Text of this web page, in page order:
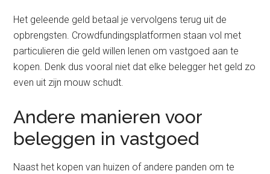
Het geleende geld betaal je vervolgens terug uit de
opbrengsten. Crowdfundingsplatformen staan vol met
particulieren die geld willen lenen om vastgoed aan te
kopen. Denk dus vooral niet dat elke belegger het geld zo
even uit zijn mouw schudt.
Andere manieren voor
beleggen in vastgoed
Naast het kopen van huizen of andere panden om te